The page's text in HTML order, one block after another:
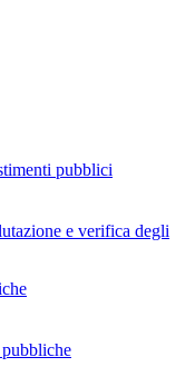
pubblici
e verifica degli